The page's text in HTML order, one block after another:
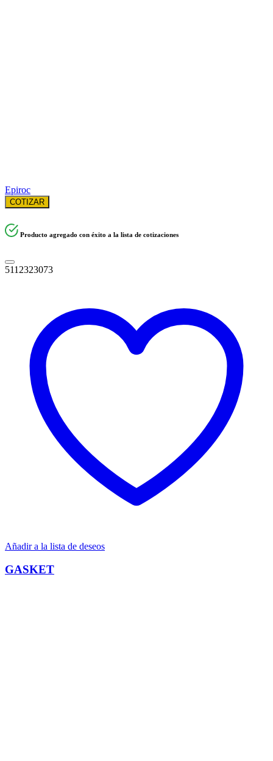
Epiroc
COTIZAR
Producto agregado con éxito a la lista de cotizaciones
5112323073
Añadir a la lista de deseos
GASKET